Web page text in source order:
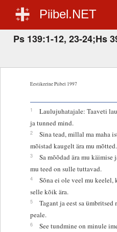
Piibel.NET
Ps 139:1-12, 23-24;Hs
Eestikeelne Piibel 1997
1
Laulujuhatajale: Taaveti
ja tunned mind.
2
Sina tead, millal ma maha
mõistad kaugelt ära mu mõtted.
3
Sa mõõdad ära mu
mu teed on sulle tuttavad.
4
Sõna ei ole veel mu keelel,
selle kõik ära.
5
Tagant ja eest sa
peale.
6
See tundmine on minule